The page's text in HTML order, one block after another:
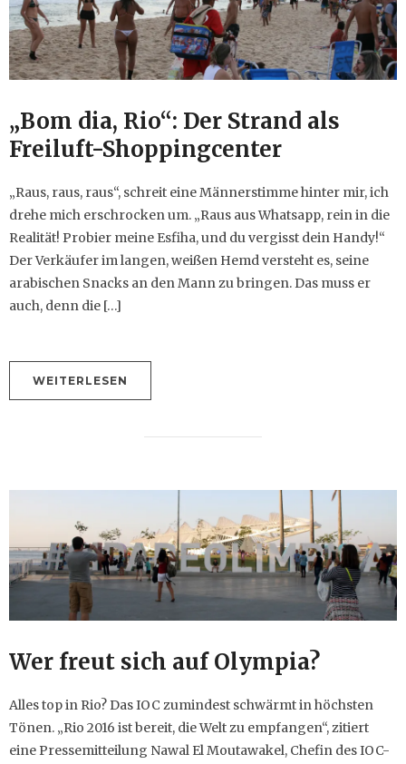
„Bom dia, Rio“: Der Strand als
Freiluft-Shoppingcenter
„Raus, raus, raus“, schreit eine Männerstimme hinter mir, ich
drehe mich erschrocken um. „Raus aus Whatsapp, rein in die
Realität! Probier meine Esfiha, und du vergisst dein Handy!“
Der Verkäufer im langen, weißen Hemd versteht es, seine
arabischen Snacks an den Mann zu bringen. Das muss er
auch, denn die […]
WEITERLESEN
Wer freut sich auf Olympia?
Alles top in Rio? Das IOC zumindest schwärmt in höchsten
Tönen. „Rio 2016 ist bereit, die Welt zu empfangen“, zitiert
eine Pressemitteilung Nawal El Moutawakel, Chefin des IOC-